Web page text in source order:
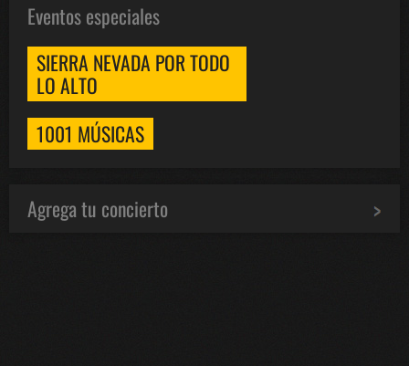
Eventos especiales
SIERRA NEVADA POR TODO
LO ALTO
1001 MÚSICAS
Agrega tu concierto